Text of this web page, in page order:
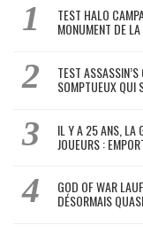
TEST HALO
MONUMENT DE
TEST
SOMPTUEUX QUI
IL Y A 25 ANS, LA
JOUEURS :
GOD OF WAR
DÉSORMAIS